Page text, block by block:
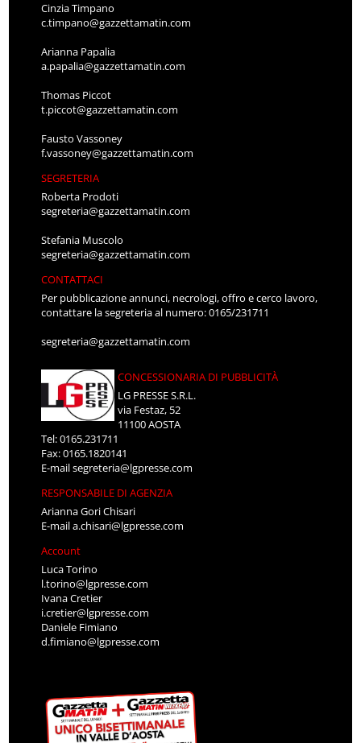
Cinzia Timpano
c.timpano@gazzettamatin.com
Arianna Papalia
a.papalia@gazzettamatin.com
Thomas Piccot
t.piccot@gazzettamatin.com
Fausto Vassoney
f.vassoney@gazzettamatin.com
SEGRETERIA
Roberta Prodoti
segreteria@gazzettamatin.com
Stefania Muscolo
segreteria@gazzettamatin.com
CONTATTACI
Per pubblicazione annunci, necrologi, offro e cerco lavoro,
contattare la segreteria al numero: 0165/231711
segreteria@gazzettamatin.com
CONCESSIONARIA DI PUBBLICITÀ
LG PRESSE S.R.L.
via Festaz, 52
11100 AOSTA
Tel: 0165.231711
Fax: 0165.1820141
E-mailsegreteria@lgpresse.com
RESPONSABILE DI AGENZIA
Arianna Gori Chisari
E-maila.chisari@lgpresse.com
Account
Luca Torino
l.torino@lgpresse.com
Ivana Cretier
i.cretier@lgpresse.com
Daniele Fimiano
d.fimiano@lgpresse.com